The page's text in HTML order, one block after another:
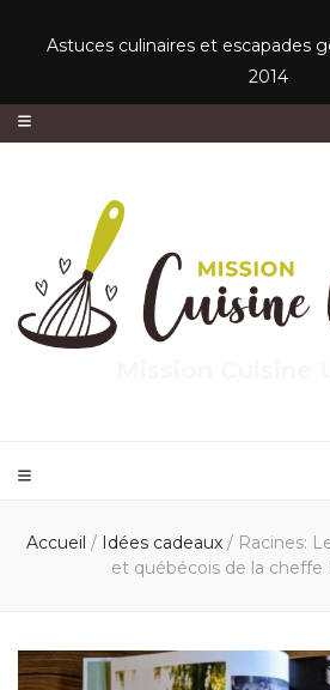
Astuces culinaires et escapades
2014
Accueil / Idées cadeaux / Racines:
et québécois de la cheffe